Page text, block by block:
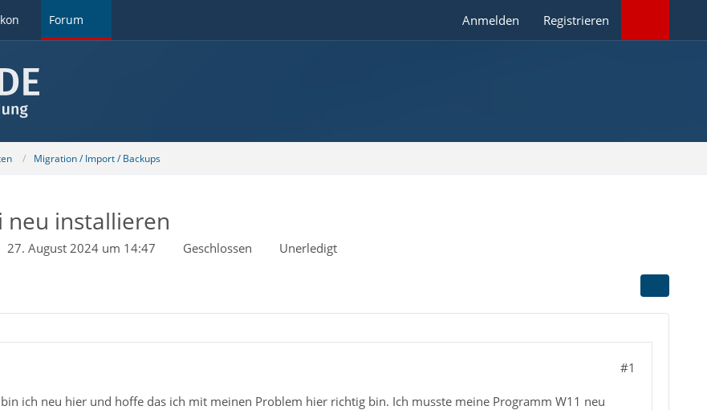
Forum Anmelden Registrieren
Migration / Import / Backups
neu installieren
27. August 2024 um 14:47 Geschlossen Unerledigt
#1
ich neu hier und hoffe das ich mit meinen Problem hier richtig bin. Ich musste meine Programm W11 neu